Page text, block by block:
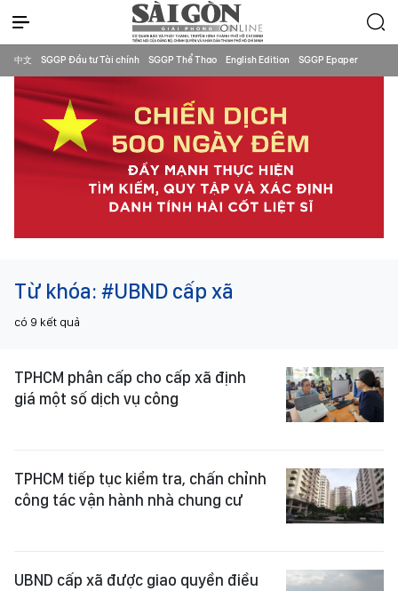
中文 SGGP Đầu tư Tài chính SGGP Thể Thao English Edition SGGP Epaper
Từ khóa: #UBND cấp xã
có 9 kết quả
TPHCM phân cấp cho cấp xã định
giá một số dịch vụ công
TPHCM tiếp tục kiểm tra, chấn chỉnh
công tác vận hành nhà chung cư
UBND cấp xã được giao quyền điều